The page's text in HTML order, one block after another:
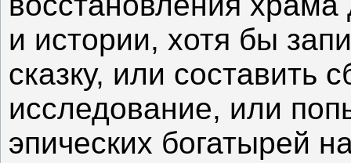
и истории, хотя бы
сказку, или составить
исследование, или
эпических богатырей